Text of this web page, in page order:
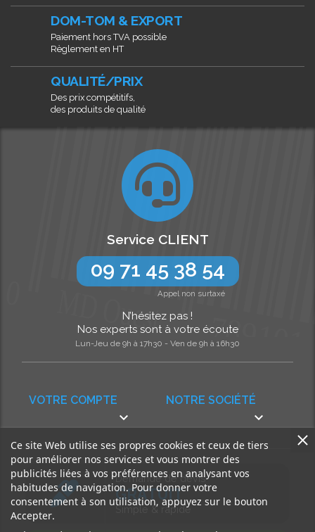
DOM-TOM & EXPORT
Paiement hors TVA possible
Règlement en HT
QUALITÉ/PRIX
Des prix compétitifs,
des produits de qualité
NOTRE SOCIÉTÉ

VOTRE COMPTE

Service CLIENT
09 71 45 38 54
Appel non surtaxé
N’hésitez pas !
Nos experts sont à votre écoute
Lun-Jeu de 9h à 17h30 - Ven de 9h à 16h30
Demande de devis
GRATUIT
Simple & rapide
Ce site Web utilise ses propres cookies et ceux de tiers
pour améliorer nos services et vous montrer des
publicités liées à vos préférences en analysant vos
habitudes de navigation. Pour donner votre
consentement à son utilisation, appuyez sur le bouton
Accepter.